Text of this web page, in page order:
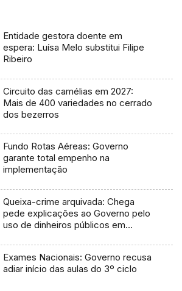
Entidade gestora doente em
espera: Luísa Melo substitui Filipe
Ribeiro
Circuito das camélias em 2027:
Mais de 400 variedades no cerrado
dos bezerros
Fundo Rotas Aéreas: Governo
garante total empenho na
implementação
Queixa-crime arquivada: Chega
pede explicações ao Governo pelo
uso de dinheiros públicos em
Exames Nacionais: Governo recusa
adiar início das aulas do 3º ciclo